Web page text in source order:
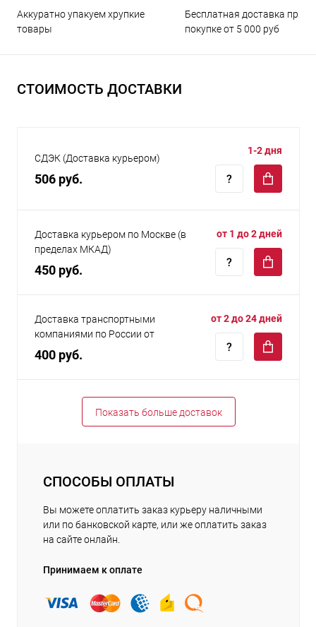
Аккуратно упакуем хрупкие
товары
Бесплатная доставка при
покупке от 5 000 руб
СТОИМОСТЬ ДОСТАВКИ
СДЭК (Доставка курьером)
506 руб.
1-2 дня
Доставка курьером по Москве (в
пределах МКАД)
450 руб.
от 1 до 2 дней
Доставка транспортными
компаниями по России от
400 руб.
от 2 до 24 дней
Показать больше доставок
СПОСОБЫ ОПЛАТЫ
Вы можете оплатить заказ курьеру наличными
или по банковской карте, или же оплатить заказ
на сайте онлайн.
Принимаем к оплате